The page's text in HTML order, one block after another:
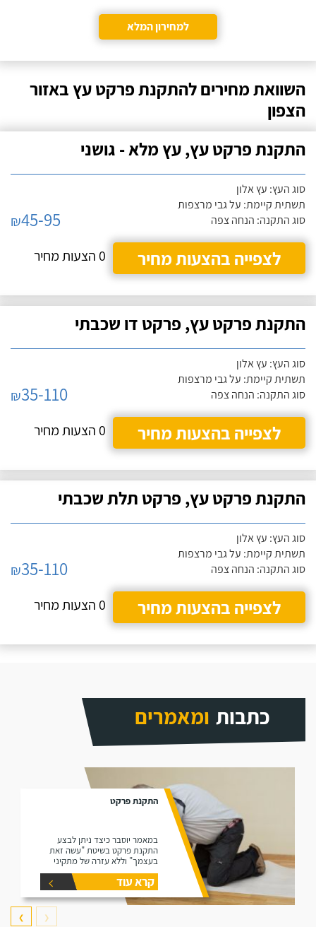
למחירון המלא
השוואת מחירים להתקנת פרקט עץ באזור
הצפון
התקנת פרקט עץ, עץ מלא - גושני
סוג העץ: עץ אלון
תשתית קיימת: על גבי מרצפות
סוג התקנה: הנחה צפה
₪45-95
לצפייה בהצעות מחיר
0 הצעות מחיר
התקנת פרקט עץ, פרקט דו שכבתי
סוג העץ: עץ אלון
תשתית קיימת: על גבי מרצפות
סוג התקנה: הנחה צפה
₪35-110
לצפייה בהצעות מחיר
0 הצעות מחיר
התקנת פרקט עץ, פרקט תלת שכבתי
סוג העץ: עץ אלון
תשתית קיימת: על גבי מרצפות
סוג התקנה: הנחה צפה
₪35-110
לצפייה בהצעות מחיר
0 הצעות מחיר
כתבות ומאמרים
התקנת פרקט
במאמר יוסבר כיצד ניתן לבצע
התקנת פרקט בשיטת "עשה זאת
בעצמך" וללא עזרה של מתקיני
פרקטים.
קרא עוד
❮
❯